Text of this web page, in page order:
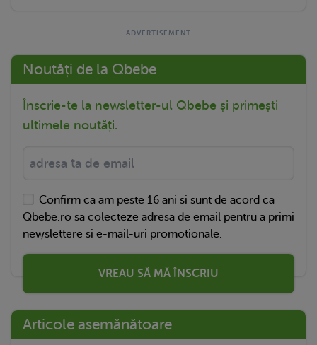
Noutăți de la Qbebe
Înscrie-te la newsletter-ul Qbebe și primești
ultimele noutăți.
Confirm ca am peste 16 ani si sunt de acord ca
Qbebe.ro sa colecteze adresa de email pentru a primi
newslettere si e-mail-uri promotionale.
VREAU SĂ MĂ ÎNSCRIU
Articole asemănătoare